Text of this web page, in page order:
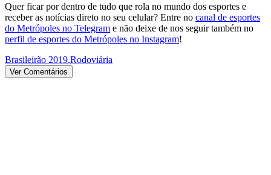
Quer ficar por dentro de tudo que rola no mundo dos esportes e
receber as notícias direto no seu celular? Entre no canal de esportes
do Metrópoles no Telegram e não deixe de nos seguir também no
perfil de esportes do Metrópoles no Instagram!
Brasileirão 2019,Rodoviária
Ver Comentários